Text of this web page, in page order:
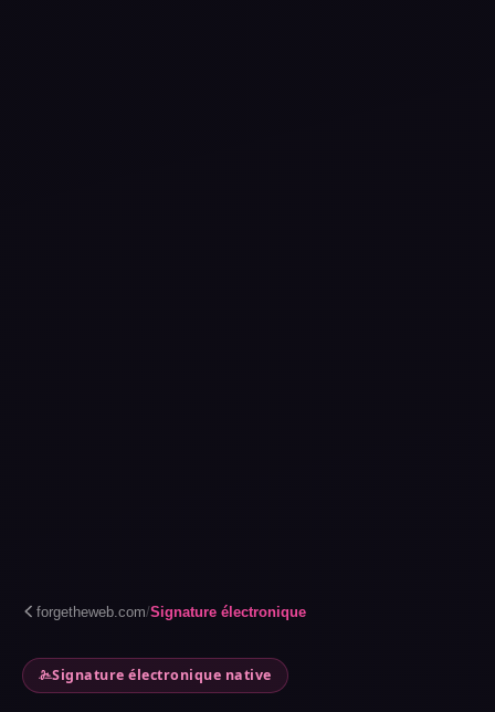
forgetheweb.com/Signature électronique
Signature électronique native